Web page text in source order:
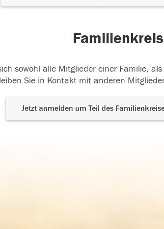
Familienkreis
sowohl alle Mitglieder einer Familie,
Sie in Kontakt mit anderen
Jetzt anmelden um Teil des